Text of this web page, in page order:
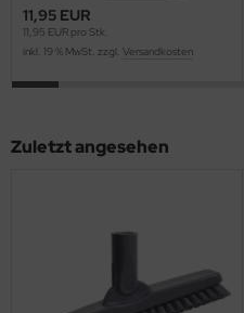
11,95 EUR
11,95 EUR pro Stk.
inkl. 19 % MwSt. zzgl. Versandkosten
Zuletzt angesehen